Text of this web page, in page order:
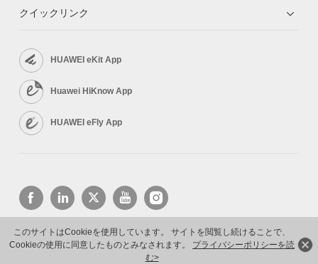
このサイトはCookieを使用しています。 サイトを閲覧し続けることで、
Cookieの使用に同意したものとみなされます。 プライバシーポリシーを読
む>
クイックリンク
HUAWEI eKit App
Huawei HiKnow App
HUAWEI eFly App
Copyright © 2026 Huawei Technologies Co., Ltd. All rights reserved.
プライバシーポリシー